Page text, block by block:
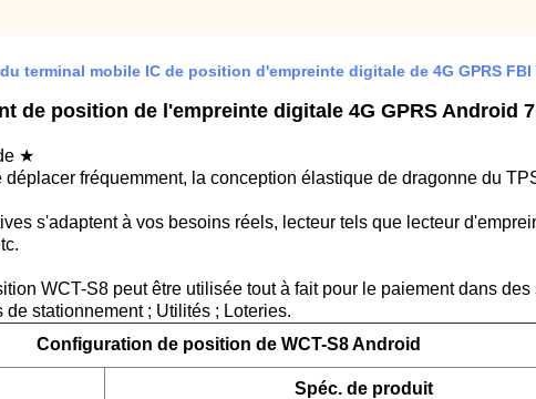
terminal mobile IC de position d'empreinte digitale de 4G GPRS FBI
de position de l'empreinte digitale 4G GPRS Android
★
déplacer fréquemment, la conception élastique de dragonne du
s'adaptent à vos besoins réels, lecteur tels que lecteur
WCT-S8 peut être utilisée tout à fait pour le paiement dans
de stationnement ; Utilités ; Loteries.
Configuration de position de WCT-S8 Android
Spéc. de produit